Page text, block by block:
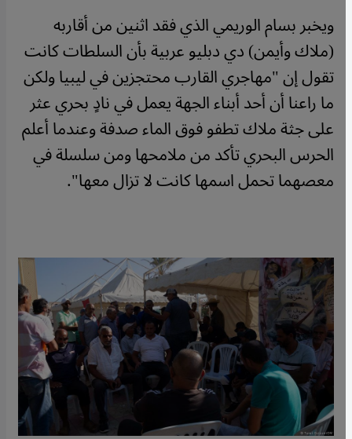
ويخبر بسام الوريمي الذي فقد اثنين من أقاربه
(ملاك وأيمن) دي دبليو عربية بأن السلطات كانت
تقول إن "مهاجري القارب محتجزين في ليبيا ولكن
ما راعنا أن أحد أبناء الجهة يعمل في نادٍ بحري عثر
على جثة ملاك تطفو فوق الماء صدفة وعندما أعلم
الحرس البحري تأكد من ملامحها ومن سلسلة في
معصهما تحمل اسمها كانت لا تزال معها".